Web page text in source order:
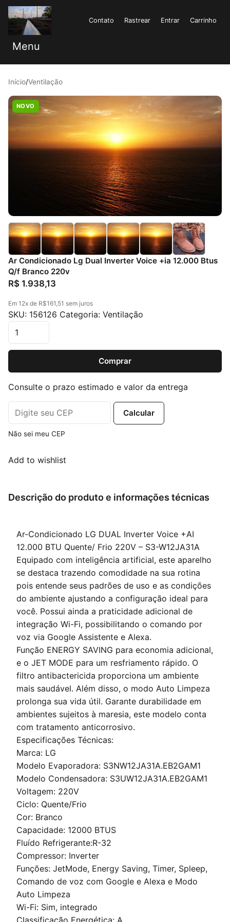
Contato Rastrear Entrar Carrinho
Menu
Início/Ventilação
NOVO
Ar Condicionado Lg Dual Inverter Voice +ia 12.000 Btus
Q/f Branco 220v
R$ 1.938,13
Em 12x de R$161,51 sem juros
SKU: 156126 Categoria: Ventilação
Comprar
Consulte o prazo estimado e valor da entrega
Calcular
Não sei meu CEP
Add to wishlist
Descrição do produto e informações técnicas
Ar-Condicionado LG DUAL Inverter Voice +AI
12.000 BTU Quente/ Frio 220V – S3-W12JA31A
Equipado com inteligência artificial, este aparelho
se destaca trazendo comodidade na sua rotina
pois entende seus padrões de uso e as condições
do ambiente ajustando a configuração ideal para
você. Possui ainda a praticidade adicional de
integração Wi-Fi, possibilitando o comando por
voz via Google Assistente e Alexa.
Função ENERGY SAVING para economia adicional,
e o JET MODE para um resfriamento rápido. O
filtro antibactericida proporciona um ambiente
mais saudável. Além disso, o modo Auto Limpeza
prolonga sua vida útil. Garante durabilidade em
ambientes sujeitos à maresia, este modelo conta
com tratamento anticorrosivo.
Especificações Técnicas:
Marca: LG
Modelo Evaporadora: S3NW12JA31A.EB2GAM1
Modelo Condensadora: S3UW12JA31A.EB2GAM1
Voltagem: 220V
Ciclo: Quente/Frio
Cor: Branco
Capacidade: 12000 BTUS
Fluído Refrigerante:R-32
Compressor: Inverter
Funções: JetMode, Energy Saving, Timer, Spleep,
Comando de voz com Google e Alexa e Modo
Auto Limpeza
Wi-Fi: Sim, integrado
Classificação Energética: A